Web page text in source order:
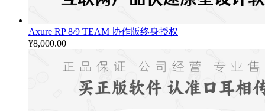
Axure RP 8/9 TEAM 协作版终身授权
¥8,000.00